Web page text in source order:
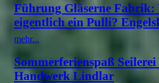
Führung Gläserne Fabrik:
eigentlich ein Pulli?
mehr...
Sommerferienspaß Seilerei
Handwerk Lindlar